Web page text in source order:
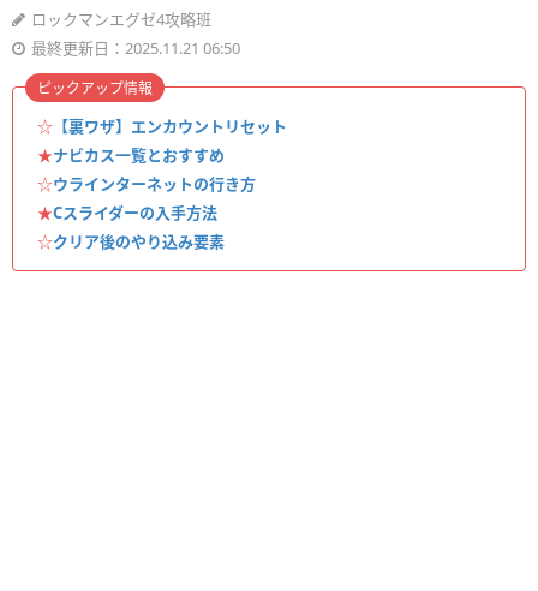
ロックマンエグゼ4攻略班
最終更新日：2025.11.21 06:50
☆ 【裏ワザ】エンカウントリセット
★ナビカス一覧とおすすめ
☆ウラインターネットの行き方
★Cスライダーの入手方法
☆クリア後のやり込み要素
ピックアップ情報